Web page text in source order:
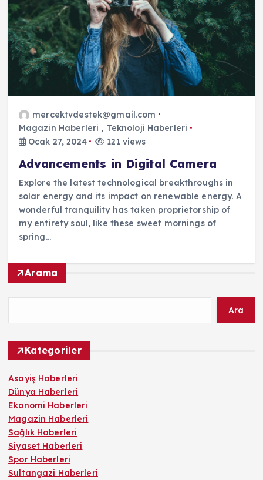
mercektvdestek@gmail.com
Magazin Haberleri , Teknoloji Haberleri
Ocak 27, 2024
121 views
Advancements in Digital Camera
Explore the latest technological breakthroughs in
solar energy and its impact on renewable energy. A
wonderful tranquility has taken proprietorship of
my entirety soul, like these sweet mornings of
spring…
Arama
Ara
Kategoriler
Asayiş Haberleri
Dünya Haberleri
Ekonomi Haberleri
Magazin Haberleri
Sağlık Haberleri
Siyaset Haberleri
Spor Haberleri
Sultangazi Haberleri